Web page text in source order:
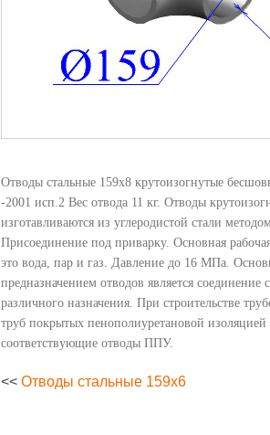
Отводы стальные 159х8 крутоизогнутые
-2001 исп.2 Вес отвода 11 кг. Отводы
изготавливаются из углеродистой стали
Присоединение под приварку. Основная
это вода, пар и газ. Давление до 16 МПа.
предназначением отводов является соединение
различного назначения. При строительстве
труб покрытых пенополиуретановой изоляцией
соответствующие отводы ППУ.
<< Отводы стальные 159х6